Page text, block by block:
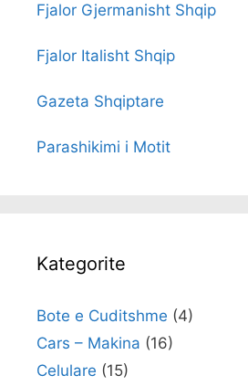
Fjalor Gjermanisht Shqip
Fjalor Italisht Shqip
Gazeta Shqiptare
Parashikimi i Motit
Kategorite
Bote e Cuditshme (4)
Cars – Makina (16)
Celulare (15)